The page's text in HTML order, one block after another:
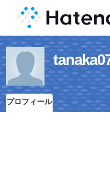
プロフィール